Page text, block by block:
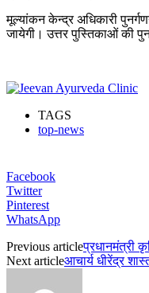
मूल्यांकन केन्द्र अधिकारी
जायेगी। उत्तर पुस्तिकाओं की
TAGS
top-news
Facebook
Twitter
Pinterest
WhatsApp
Previous articleप्रधानमंत्री
Next articleआचार्य धीरेंद्र